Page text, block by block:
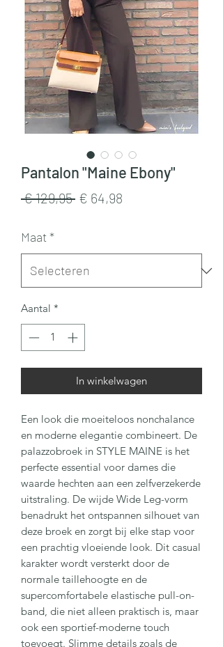
Pantalon "Maine Ebony"
€ 129,95 Normale
€ 64,98
Maat*
Aantal *
In winkelwagen
Een look die moeiteloos nonchalance
en moderne elegantie combineert. De
palazzobroek in STYLE MAINE is het
perfecte essential voor dames die
waarde hechten aan een zelfverzekerde
uitstraling. De wijde Wide Leg-vorm
benadrukt het ontspannen silhouet van
deze broek en zorgt bij elke stap voor
een prachtig vloeiende look. Dit casual
karakter wordt versterkt door de
normale taillehoogte en de
supercomfortabele elastische pull-on-
band, die niet alleen praktisch is, maar
ook een sportief-moderne touch
toevoegt. Slimme details zoals de